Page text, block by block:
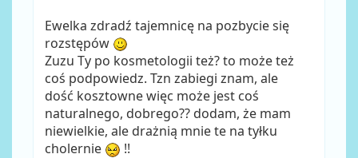
Ewelka zdradź tajemnicę na pozbycie się
rozstępów
Zuzu Ty po kosmetologii też? to może też
coś podpowiedz. Tzn zabiegi znam, ale
dość kosztowne więc może jest coś
naturalnego, dobrego?? dodam, że mam
niewielkie, ale drażnią mnie te na tyłku
cholernie
!!